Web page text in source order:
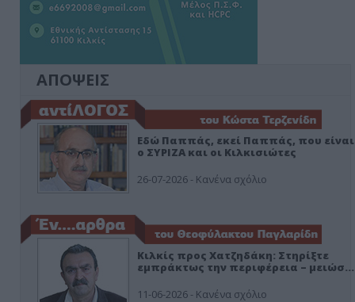
ΑΠΟΨΕΙΣ
Εδώ Παππάς, εκεί Παππάς, που είναι
ο ΣΥΡΙΖΑ και οι Κιλκισιώτες
26-07-2026 - Κανένα σχόλιο
Κιλκίς προς Χατζηδάκη: Στηρίξτε
εμπράκτως την περιφέρεια – μειώσ…
11-06-2026 - Κανένα σχόλιο